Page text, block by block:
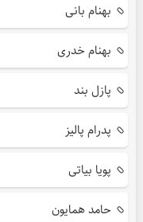
بهنام بانی
بهنام خدری
پازل بند
پدرام پالیز
پویا بیاتی
حامد همایون